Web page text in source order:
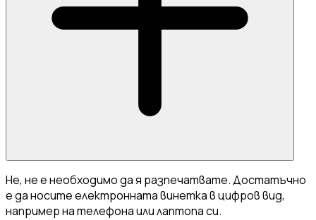
Не, не е необходимо да я разпечатвате. Достатъчно
е да носите електронната винетка в цифров вид,
например на телефона или лаптопа си.